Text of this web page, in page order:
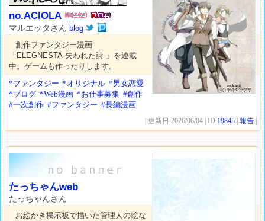
2014.4.27
no.ACIOLA
マルエッタさんblog
創作ファンタジー漫画
「ELEGNESTA-失われた詩-」を連載
中。ゲームも作ったりします。
*ファンタジー *オリジナル *男女恋愛
*ブログ *Web漫画 *お仕事募集 #創作
#一次創作 #ファンタジー #長編漫画
| 更新日:2026/06/04 | ID:19845 |報告
たっちゃんweb
たっちゃんさん
お絵かき掲示板で描いた管理人の絵な